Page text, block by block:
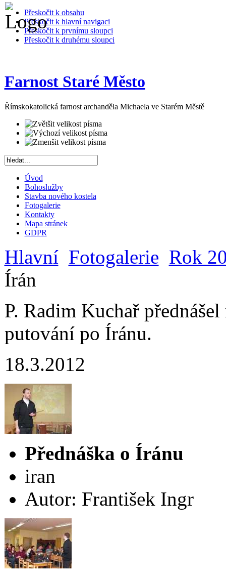
Přeskočit k obsahu
Přeskočit k hlavní navigaci
Přeskočit k prvnímu sloupci
Přeskočit k druhému sloupci
Farnost Staré Město
Římskokatolická farnost archanděla Michaela ve Starém Městě
Úvod
Bohoslužby
Stavba nového kostela
Fotogalerie
Kontakty
Mapa stránek
GDPR
Hlavní Fotogalerie Rok
Írán
P. Radim Kuchař
putování po Íránu.
18.3.2012
Přednáška o Íránu
iran
Autor: František Ingr